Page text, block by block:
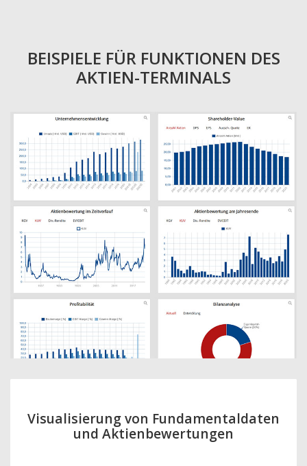
BEISPIELE FÜR FUNKTIONEN DES
AKTIEN-TERMINALS
Visualisierung von Fundamentaldaten
und Aktienbewertungen